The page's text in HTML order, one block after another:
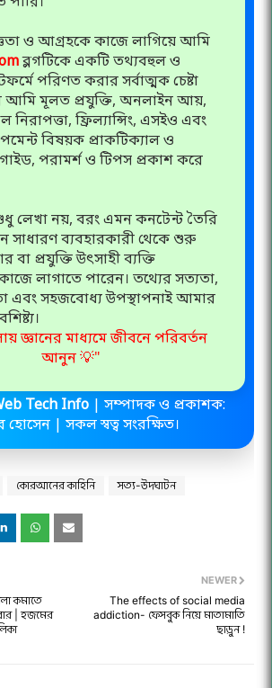
ও আগ্রহকে কাজে লাগিয়ে আমি
ব্লগটিকে একটি তথ্যবহুল ও
পরিণত করার সর্বাত্মক চেষ্টা
আমি মূলত প্রযুক্তি, অনলাইন আয়,
নিরাপত্তা, ফ্রিল্যান্সিং, এসইও এবং
বিষয়ক প্রাকটিক্যাল ও
গাইড, পরামর্শ ও টিপস প্রকাশ করে
লেখা নয়, বরং এমন কনটেন্ট তৈরি
ব্যবহারকারী থেকে শুরু
বা প্রযুক্তি উৎসাহী ব্যক্তি
লাগাতে পারেন। তথ্যের সত্যতা,
এবং সহজবোধ্য উপস্থাপনাই আমার
জ্ঞানের মাধ্যমে জীবনে পরিবর্তন
আনুন 💡"
Tech Info
| সম্পাদক ও প্রকাশক:
হোসেন | সকল স্বত্ব সংরক্ষিত।
কোরআনের কাহিনি সত্য-উদঘাটন
NEWER
The effects of social media
addiction- ফেসবুক নিয়ে মাতামাতি
ছাড়ুন !
কমাতে
| হজমের